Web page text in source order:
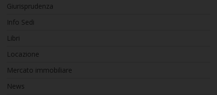
Giurisprudenza
Info Sedi
Libri
Locazione
Mercato immobiliare
News